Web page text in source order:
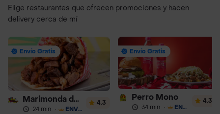
Elige restaurantes que ofrecen promociones y hacen
delivery cerca de mí
Envío Gratis
Marimonda del Mono
24 min · ENVÍO GRATIS
4.3
Envío Gratis
Perro Mono
34 min · ENVÍO GRATIS
4.3